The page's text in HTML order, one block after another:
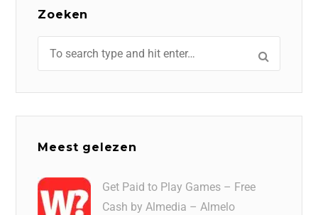
Zoeken
Meest gelezen
Get Paid to Play Games – Free
Cash by Almedia – Almelo